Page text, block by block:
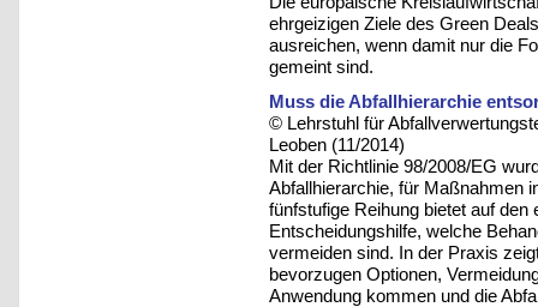
ehrgeizigen Ziele des Green
ausreichen, wenn damit nur die
gemeint sind.
Muss die Abfallhierarchie
© Lehrstuhl für
Leoben (11/2014)
Mit der Richtlinie 98/2008/EG
Abfallhierarchie, für Maßnahmen
fünfstufige Reihung bietet auf
Entscheidungshilfe, welche
vermeiden sind. In der Praxis
bevorzugen Optionen,
Anwendung kommen und die